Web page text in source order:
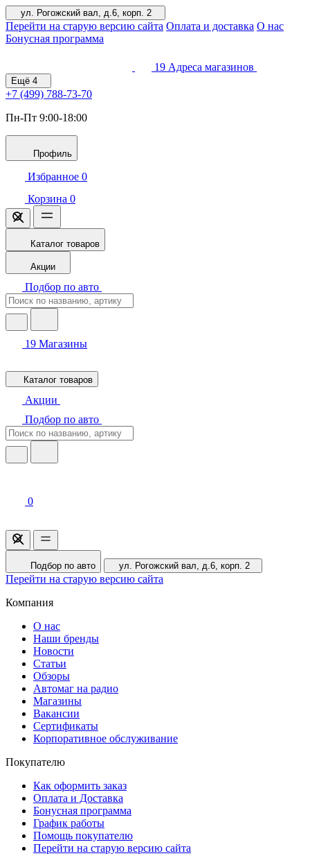
ул. Рогожский вал, д.6, корп. 2
Перейти на старую версию сайта Оплата и доставка О нас
Бонусная программа
19 Адреса магазинов
Ещё 4
+7 (499) 788-73-70
Пн-Пт 9:00-18:00
Профиль
Избранное 0
Корзина 0
Каталог товаров
Акции
Подбор по авто
19 Магазины
Каталог товаров
Акции
Подбор по авто
0
Подбор по авто ул. Рогожский вал, д.6, корп. 2
Перейти на старую версию сайта
Компания
О нас
Наши бренды
Новости
Статьи
Обзоры
Автомаг на радио
Магазины
Вакансии
Сертификаты
Корпоративное обслуживание
Покупателю
Как оформить заказ
Оплата и Доставка
Бонусная программа
График работы
Помощь покупателю
Перейти на старую версию сайта